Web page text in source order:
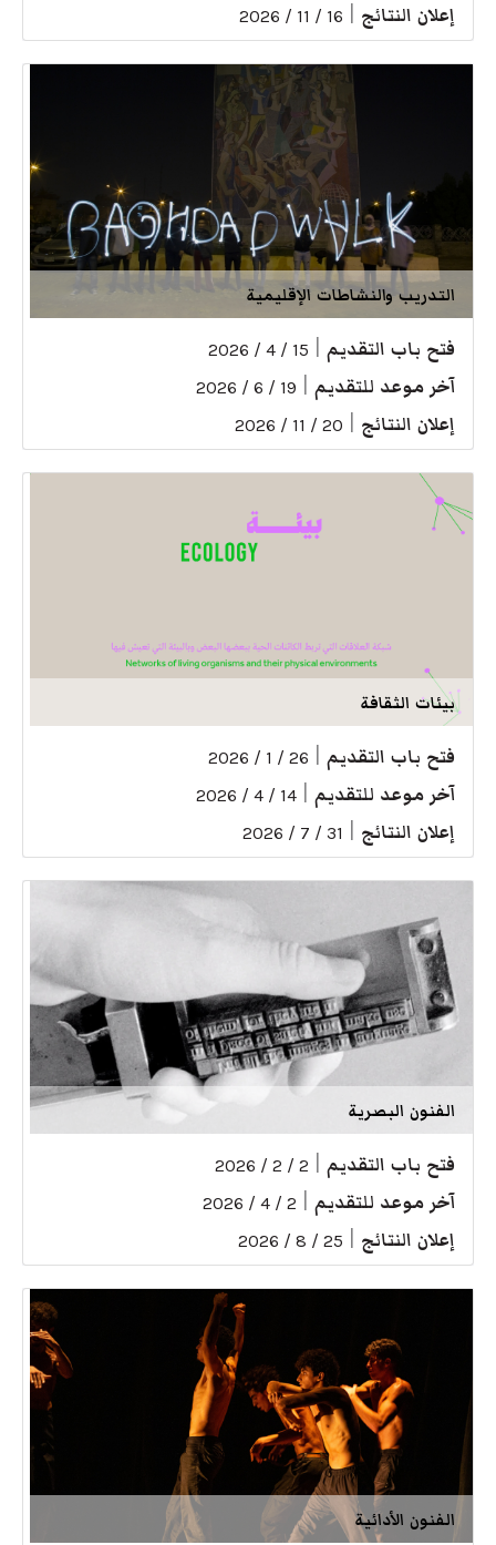
إعلان النتائج 16 / 11 / 2026
التدريب والنشاطات الإقليمية
فتح باب التقديم 15 / 4 / 2026
آخر موعد للتقديم 19 / 6 / 2026
إعلان النتائج 20 / 11 / 2026
بيئات الثقافة
فتح باب التقديم 26 / 1 / 2026
آخر موعد للتقديم 14 / 4 / 2026
إعلان النتائج 31 / 7 / 2026
الفنون البصرية
فتح باب التقديم 2 / 2 / 2026
آخر موعد للتقديم 2 / 4 / 2026
إعلان النتائج 25 / 8 / 2026
الفنون الأدائية